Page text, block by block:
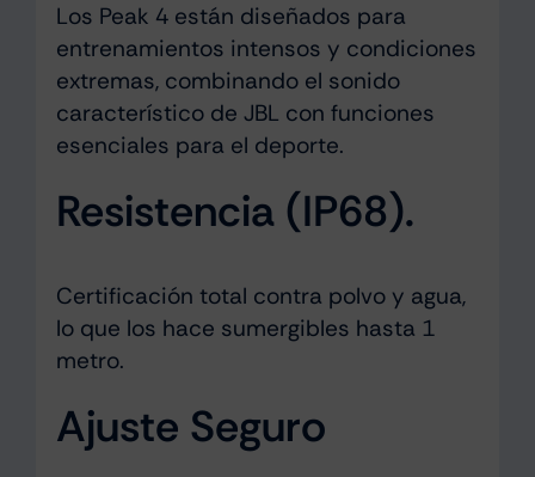
Los Peak 4 están diseñados para
entrenamientos intensos y condiciones
extremas, combinando el sonido
característico de JBL con funciones
esenciales para el deporte.
Resistencia (IP68).
Certificación total contra polvo y agua,
lo que los hace sumergibles hasta 1
metro.
Ajuste Seguro